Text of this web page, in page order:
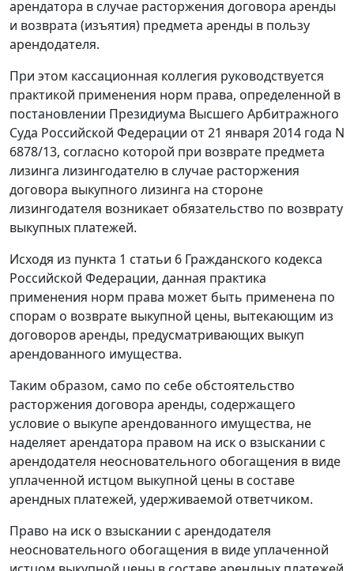
арендатора в случае расторжения договора аренды
и возврата (изъятия) предмета аренды в пользу
арендодателя.
При этом кассационная коллегия руководствуется
практикой применения норм права, определенной в
постановлении Президиума Высшего Арбитражного
Суда Российской Федерации от 21 января 2014 года N
6878/13, согласно которой при возврате предмета
лизинга лизингодателю в случае расторжения
договора выкупного лизинга на стороне
лизингодателя возникает обязательство по возврату
выкупных платежей.
Исходя из пункта 1 статьи 6 Гражданского кодекса
Российской Федерации, данная практика
применения норм права может быть применена по
спорам о возврате выкупной цены, вытекающим из
договоров аренды, предусматривающих выкуп
арендованного имущества.
Таким образом, само по себе обстоятельство
расторжения договора аренды, содержащего
условие о выкупе арендованного имущества, не
наделяет арендатора правом на иск о взыскании с
арендодателя неосновательного обогащения в виде
уплаченной истцом выкупной цены в составе
арендных платежей, удерживаемой ответчиком.
Право на иск о взыскании с арендодателя
неосновательного обогащения в виде уплаченной